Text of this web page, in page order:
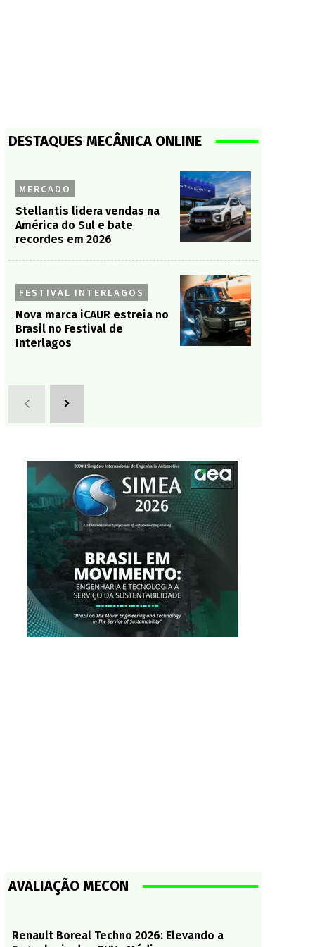
DESTAQUES MECÂNICA ONLINE
MERCADO
Stellantis lidera vendas na
América do Sul e bate
recordes em 2026
FESTIVAL INTERLAGOS
Nova marca iCAUR estreia no
Brasil no Festival de
Interlagos
AVALIAÇÃO MECON
Renault Boreal Techno 2026: Elevando a